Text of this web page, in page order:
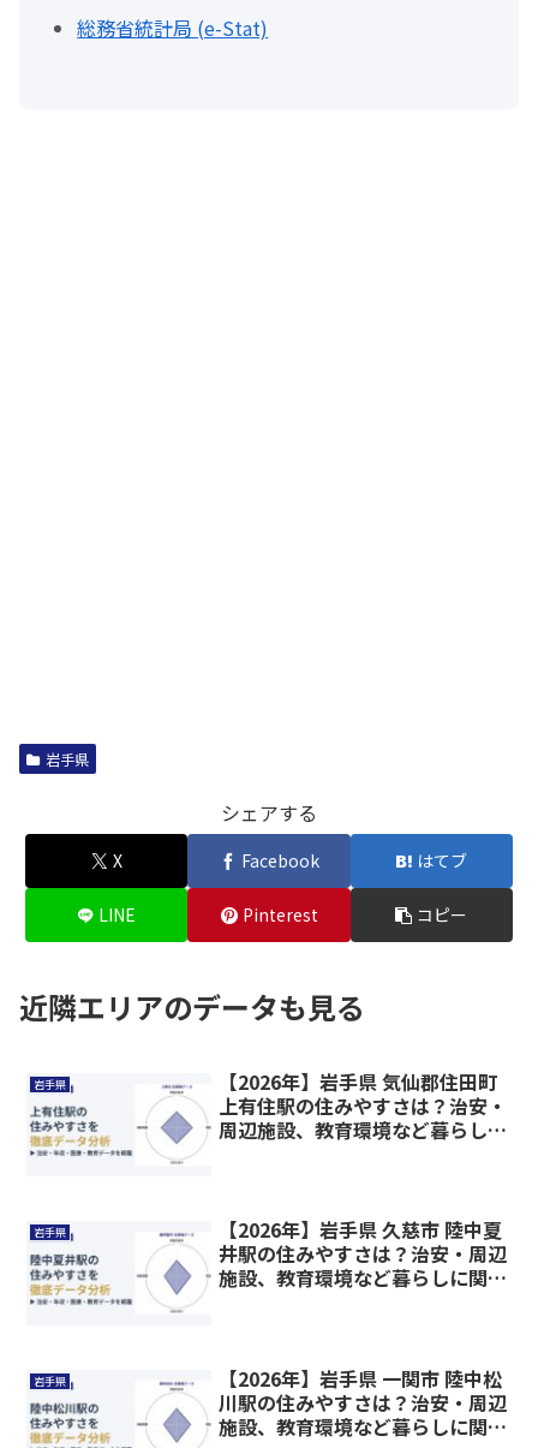
総務省統計局 (e-Stat)
岩手県
シェアする
X Facebook はてブ
LINE Pinterest コピー
近隣エリアのデータも見る
岩手県
【2026年】岩手県 気仙郡住田町
上有住駅の住みやすさは？治安・
周辺施設、教育環境など暮らしに
岩手県
【2026年】岩手県 久慈市 陸中夏
井駅の住みやすさは？治安・周辺
施設、教育環境など暮らしに関わ
岩手県
【2026年】岩手県 一関市 陸中松
川駅の住みやすさは？治安・周辺
施設、教育環境など暮らしに関わ